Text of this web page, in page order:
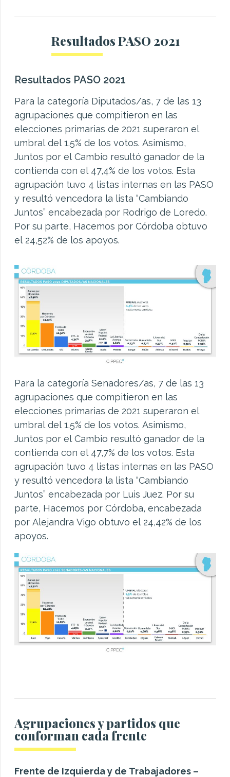
Resultados PASO 2021
Resultados PASO 2021
Para la categoría Diputados/as, 7 de las 13
agrupaciones que compitieron en las
elecciones primarias de 2021 superaron el
umbral del 1.5% de los votos. Asimismo,
Juntos por el Cambio resultó ganador de la
contienda con el 47,4% de los votos. Esta
agrupación tuvo 4 listas internas en las PASO
y resultó vencedora la lista “Cambiando
Juntos” encabezada por Rodrigo de Loredo.
Por su parte, Hacemos por Córdoba obtuvo
el 24,52% de los apoyos.
Para la categoría Senadores/as, 7 de las 13
agrupaciones que compitieron en las
elecciones primarias de 2021 superaron el
umbral del 1.5% de los votos. Asimismo,
Juntos por el Cambio resultó ganador de la
contienda con el 47,7% de los votos. Esta
agrupación tuvo 4 listas internas en las PASO
y resultó vencedora la lista “Cambiando
Juntos” encabezada por Luis Juez. Por su
parte, Hacemos por Córdoba, encabezada
por Alejandra Vigo obtuvo el 24,42% de los
apoyos.
Agrupaciones y partidos que
conforman cada frente
Frente de Izquierda y de Trabajadores –